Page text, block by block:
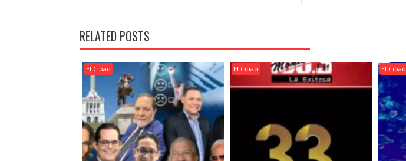
RELATED POSTS
El Cibao El Cibao El Cibao